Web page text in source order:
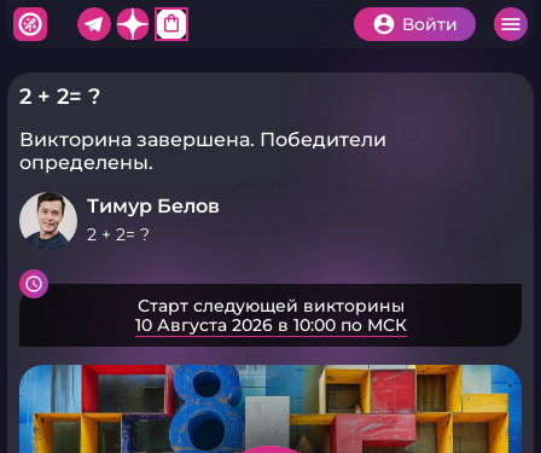
shopping_bag Войти
2 + 2= ?
Викторина завершена. Победители
определены.
Тимур Белов
2 + 2= ?
Старт следующей викторины
10 Августа 2026 в 10:00 по МСК